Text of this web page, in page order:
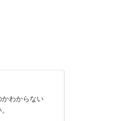
わからない